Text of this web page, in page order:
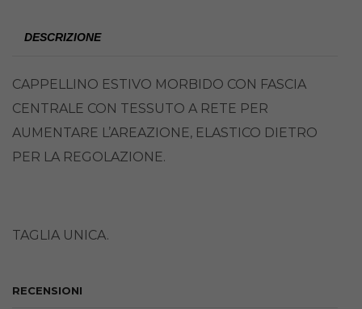
DESCRIZIONE
CAPPELLINO ESTIVO MORBIDO CON FASCIA
CENTRALE CON TESSUTO A RETE PER
AUMENTARE L’AREAZIONE, ELASTICO DIETRO
PER LA REGOLAZIONE.
TAGLIA UNICA.
RECENSIONI